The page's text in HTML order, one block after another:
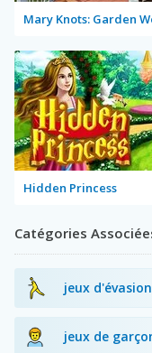
Hidden Princess
Catégories
jeux d'évasion
jeux de